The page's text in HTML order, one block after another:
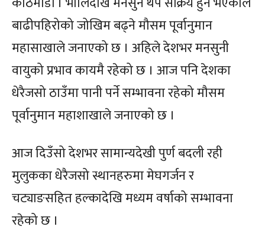
बाढीपहिरोको जोखिम बढ्ने मौसम पूर्वानुमान
महासाखाले जनाएको छ । अहिले देशभर मनसुनी
वायुको प्रभाव कायमै रहेको छ । आज पनि देशका
धेरैजसो ठाउँमा पानी पर्ने सम्भावना रहेको मौसम
पूर्वानुमान महाशाखाले जनाएको छ ।
आज दिउँसो देशभर सामान्यदेखी पुर्ण बदली रही
मुलुकका धेरैजसो स्थानहरुमा मेघगर्जन र
चट्याङसहित हल्कादेखि मध्यम वर्षाको सम्भावना
रहेको छ ।